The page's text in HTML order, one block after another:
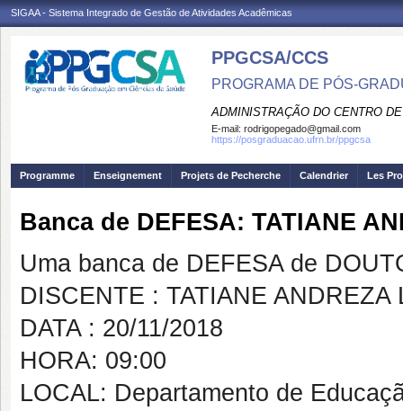
SIGAA - Sistema Integrado de Gestão de Atividades Acadêmicas
PPGCSA/CCS
PROGRAMA DE PÓS-
ADMINISTRAÇÃO DO CENTRO
E-mail: rodrigopegado@gmail.com
https://posgraduacao.ufrn.br/ppgcsa
Programme Enseignement Projets de Pecherche Calendrier Les
Banca de DEFESA: TATIANE
Uma banca de DEFESA de
DISCENTE : TATIANE ANDREZA
DATA : 20/11/2018
HORA: 09:00
LOCAL: Departamento de